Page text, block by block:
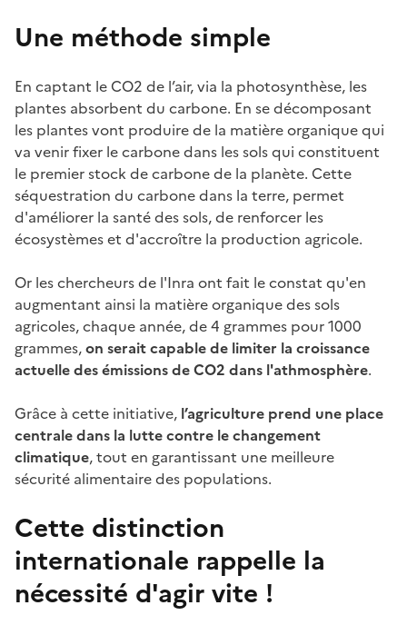
Une méthode simple
En captant le CO2 de l’air, via la photosynthèse, les
plantes absorbent du carbone. En se décomposant
les plantes vont produire de la matière organique qui
va venir fixer le carbone dans les sols qui constituent
le premier stock de carbone de la planète. Cette
séquestration du carbone dans la terre, permet
d'améliorer la santé des sols, de renforcer les
écosystèmes et d'accroître la production agricole.
Or les chercheurs de l'Inra ont fait le constat qu'en
augmentant ainsi la matière organique des sols
agricoles, chaque année, de 4 grammes pour 1000
grammes,on serait capable de limiter la croissance
actuelle des émissions de CO2 dans l'athmosphère.
Grâce à cette initiative, l’agriculture prend une place
centrale dans la lutte contre le changement
climatique, tout en garantissant une meilleure
sécurité alimentaire des populations.
Cette distinction
internationale rappelle la
nécessité d'agir vite !